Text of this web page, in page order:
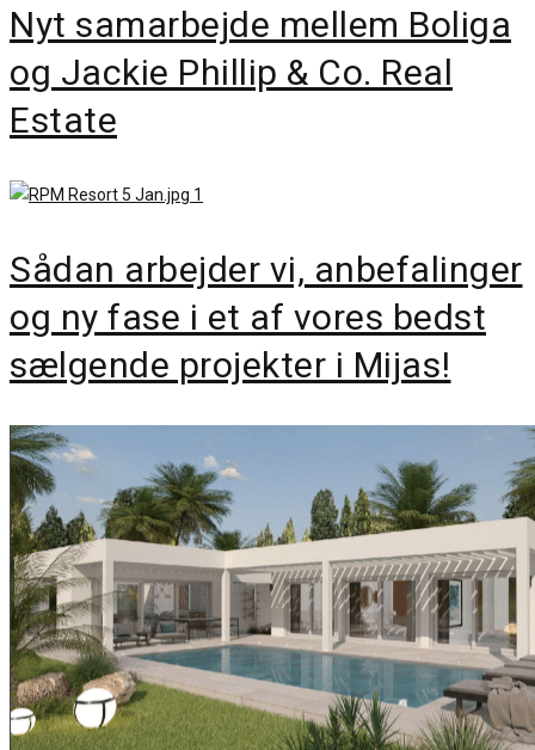
Nyt samarbejde mellem Boliga
og Jackie Phillip & Co. Real
Estate
Sådan arbejder vi, anbefalinger
og ny fase i et af vores bedst
sælgende projekter i Mijas!